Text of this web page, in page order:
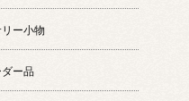
ー小物
ー品